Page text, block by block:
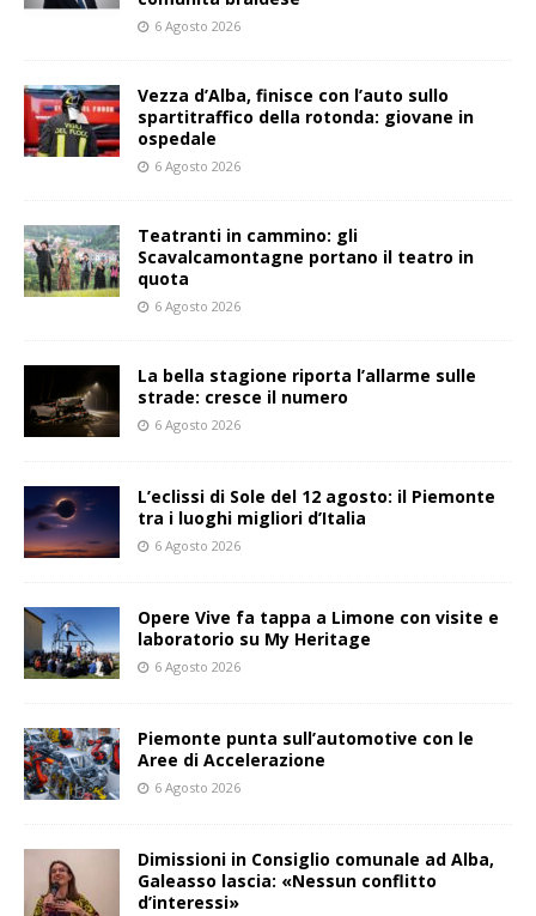
6 Agosto 2026
Vezza d’Alba, finisce con l’auto sullo
spartitraffico della rotonda: giovane in
ospedale
6 Agosto 2026
Teatranti in cammino: gli
Scavalcamontagne portano il teatro in
quota
6 Agosto 2026
La bella stagione riporta l’allarme sulle
strade: cresce il numero
6 Agosto 2026
L’eclissi di Sole del 12 agosto: il Piemonte
tra i luoghi migliori d’Italia
6 Agosto 2026
Opere Vive fa tappa a Limone con visite e
laboratorio su My Heritage
6 Agosto 2026
Piemonte punta sull’automotive con le
Aree di Accelerazione
6 Agosto 2026
Dimissioni in Consiglio comunale ad Alba,
Galeasso lascia: «Nessun conflitto
d’interessi»